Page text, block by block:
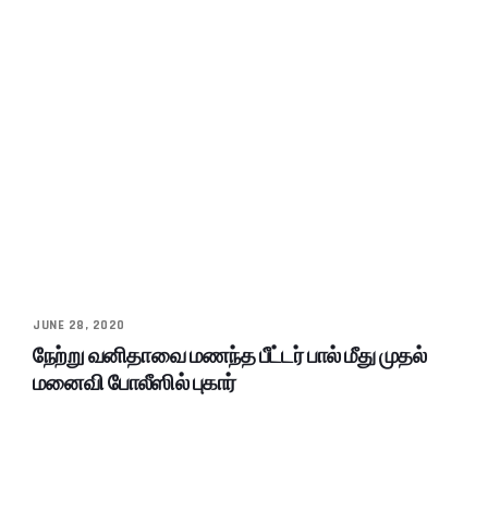
JUNE 28, 2020
நேற்று வனிதாவை மணந்த பீட்டர் பால் மீது முதல்
மனைவி போலீஸில் புகார்